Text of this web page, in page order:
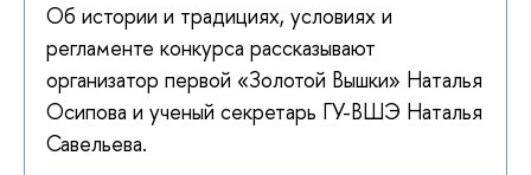
Об истории и традициях, условиях и
регламенте конкурса рассказывают
организатор первой «Золотой Вышки» Наталья
Осипова и ученый секретарь ГУ-ВШЭ Наталья
Савельева.